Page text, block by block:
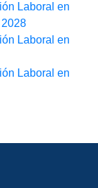
Laboral en
Laboral en
Laboral en